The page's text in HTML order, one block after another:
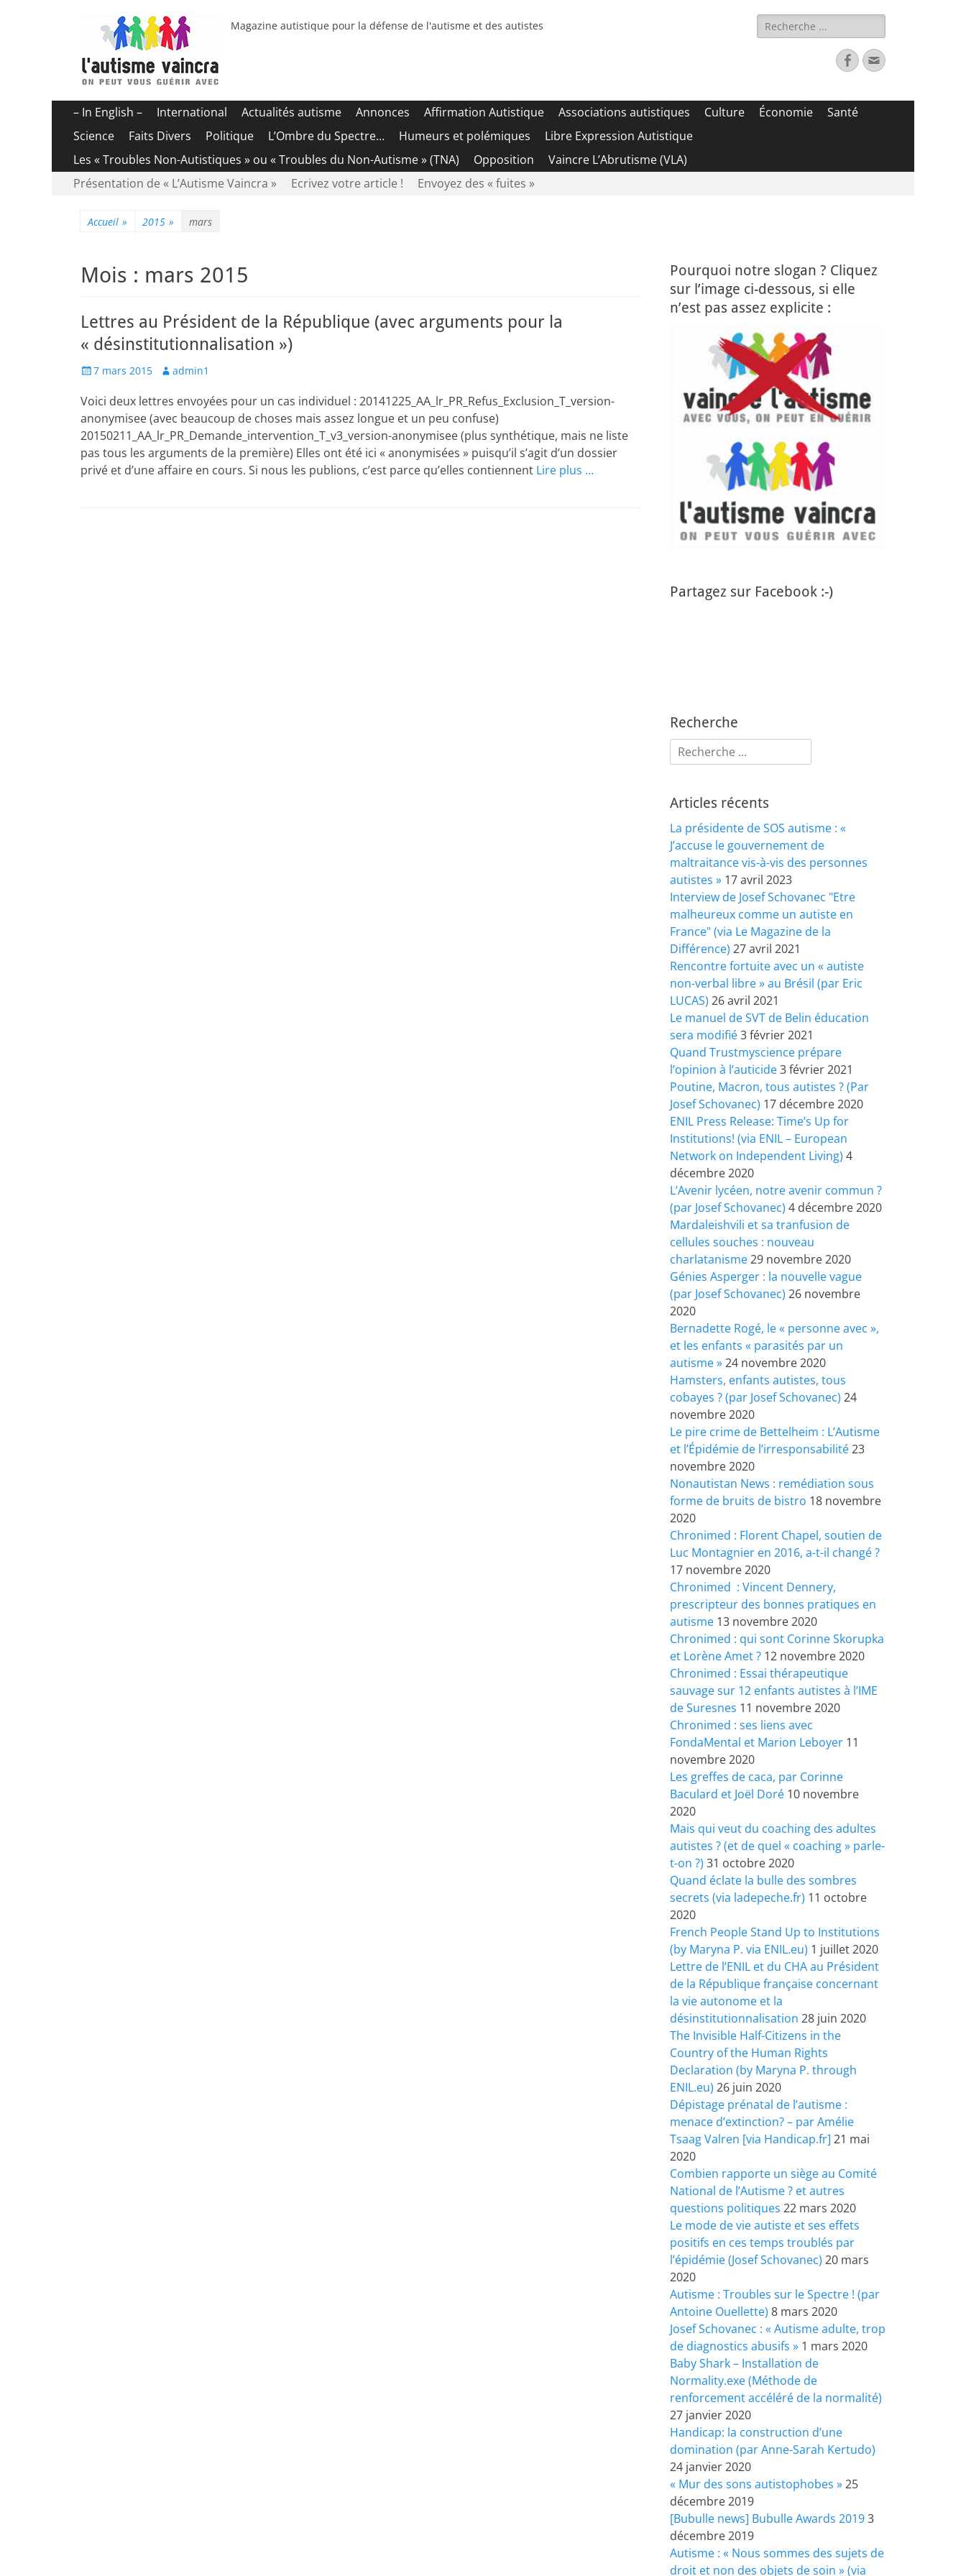
Magazine autistique pour la défense de l'autisme et des autistes Rechercher :
FacebookAdresse
de
Menu
principal
Aller
contenu
– In English – International Actualités autisme Annonces Affirmation Autistique Associations autistiques Culture Économie
Santé
Science
Faits Divers Politique L’Ombre du Spectre… Humeurs et polémiques
Libre Expression Autistique
Les « Troubles Non-Autistiques » ou « Troubles du Non-Autisme » (TNA)
Opposition Vaincre L’Abrutisme (VLA)
Menu
Aller
Présentation de « L’Autisme Vaincra » Ecrivez votre article ! Envoyez des « fuites »
Accueil » 2015 » mars
Mois : mars 2015
Lettres au Président de la République (avec arguments pour la
« désinstitutionnalisation »)
Posted
7 mars 2015 Author
admin1
Voici deux lettres envoyées pour un cas individuel : 20141225_AA_lr_PR_Refus_Exclusion_T_version-
anonymisee (avec beaucoup de choses mais assez longue et un peu confuse)
20150211_AA_lr_PR_Demande_intervention_T_v3_version-anonymisee (plus synthétique, mais ne liste
pas tous les arguments de la première) Elles ont été ici « anonymisées » puisqu’il s’agit d’un dossier
privé et d’une affaire en cours. Si nous les publions, c’est parce qu’elles contiennent Lire plus …
Pourquoi notre slogan ? Cliquez
sur l’image ci-dessous, si elle
n’est pas assez explicite :
Partagez sur Facebook :-)
Recherche
Rechercher :
Articles récents
La présidente de SOS autisme : «
J’accuse le gouvernement de
maltraitance vis-à-vis des personnes
autistes » 17 avril 2023
Interview de Josef Schovanec "Etre
malheureux comme un autiste en
France" (via Le Magazine de la
Différence) 27 avril 2021
Rencontre fortuite avec un « autiste
non-verbal libre » au Brésil (par Eric
LUCAS) 26 avril 2021
Le manuel de SVT de Belin éducation
sera modifié3 février 2021
Quand Trustmyscience prépare
l’opinion à l’auticide3 février 2021
Poutine, Macron, tous autistes ? (Par
Josef Schovanec) 17 décembre 2020
ENIL Press Release: Time’s Up for
Institutions! (via ENIL – European
Network on Independent Living) 4
décembre 2020
L’Avenir lycéen, notre avenir commun ?
(par Josef Schovanec) 4 décembre 2020
Mardaleishvili et sa tranfusion de
cellules souches : nouveau
charlatanisme29 novembre 2020
Génies Asperger : la nouvelle vague
(par Josef Schovanec) 26 novembre
2020
Bernadette Rogé, le « personne avec »,
et les enfants « parasités par un
autisme »24 novembre 2020
Hamsters, enfants autistes, tous
cobayes ? (par Josef Schovanec) 24
novembre 2020
Le pire crime de Bettelheim : L’Autisme
et l’Épidémie de l’irresponsabilité23
novembre 2020
Nonautistan News : remédiation sous
forme de bruits de bistro 18 novembre
2020
Chronimed : Florent Chapel, soutien de
Luc Montagnier en 2016, a-t-il changé ?
17 novembre 2020
Chronimed : Vincent Dennery,
prescripteur des bonnes pratiques en
autisme 13 novembre 2020
Chronimed : qui sont Corinne Skorupka
et Lorène Amet ? 12 novembre 2020
Chronimed : Essai thérapeutique
sauvage sur 12 enfants autistes à l’IME
de Suresnes 11 novembre 2020
Chronimed : ses liens avec
FondaMental et Marion Leboyer 11
novembre 2020
Les greffes de caca, par Corinne
Baculard et Joël Doré 10 novembre
2020
Mais qui veut du coaching des adultes
autistes ? (et de quel « coaching » parle-
t-on ?) 31 octobre 2020
Quand éclate la bulle des sombres
secrets (via ladepeche.fr) 11 octobre
2020
French People Stand Up to Institutions
(by Maryna P. via ENIL.eu) 1 juillet 2020
Lettre de l’ENIL et du CHA au Président
de la République française concernant
la vie autonome et la
désinstitutionnalisation 28 juin 2020
The Invisible Half-Citizens in the
Country of the Human Rights
Declaration (by Maryna P. through
ENIL.eu) 26 juin 2020
Dépistage prénatal de l’autisme :
menace d’extinction? – par Amélie
Tsaag Valren [via Handicap.fr] 21 mai
2020
Combien rapporte un siège au Comité
National de l’Autisme ? et autres
questions politiques 22 mars 2020
Le mode de vie autiste et ses effets
positifs en ces temps troublés par
l’épidémie (Josef Schovanec) 20 mars
2020
Autisme : Troubles sur le Spectre ! (par
Antoine Ouellette) 8 mars 2020
Josef Schovanec : « Autisme adulte, trop
de diagnostics abusifs » 1 mars 2020
Baby Shark – Installation de
Normality.exe (Méthode de
renforcement accéléré de la normalité)
27 janvier 2020
Handicap: la construction d’une
domination (par Anne-Sarah Kertudo)
24 janvier 2020
« Mur des sons autistophobes »25
décembre 2019
[Bubulle news] Bubulle Awards 20193
décembre 2019
Autisme : « Nous sommes des sujets de
droit et non des objets de soin » (via